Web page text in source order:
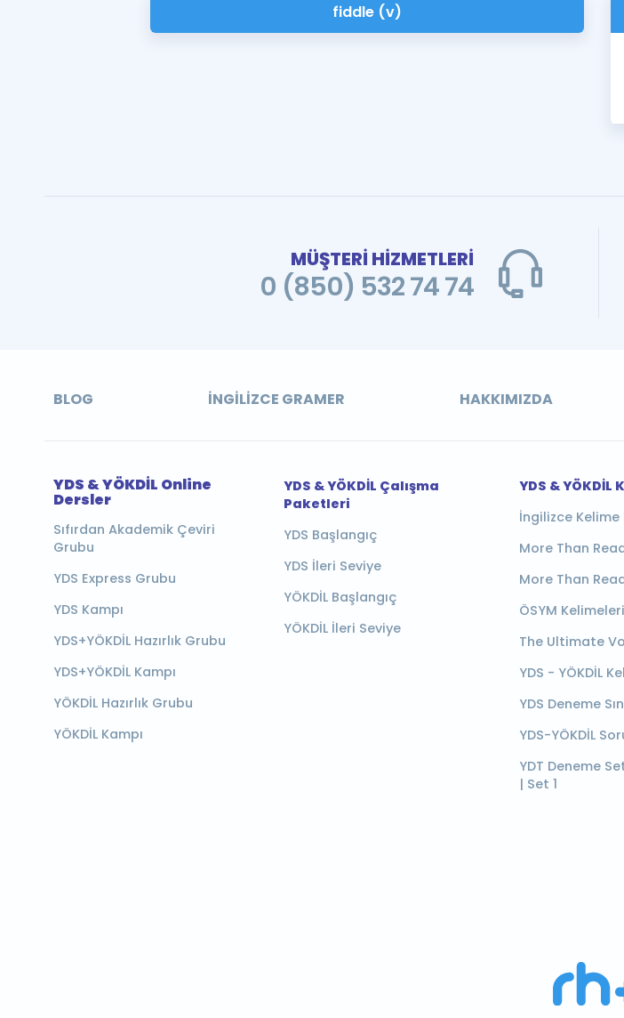
fiddle (v)
MÜŞTERİ HİZMETLERİ
0 (850) 532 74 74
BLOG İNGILIZCE GRAMER HAKKIMIZDA
YDS & YÖKDİL Online
Dersler
Sıfırdan Akademik Çeviri
Grubu
YDS Express Grubu
YDS Kampı
YDS+YÖKDİL Hazırlık Grubu
YDS+YÖKDİL Kampı
YÖKDİL Hazırlık Grubu
YÖKDİL Kampı
YDS & YÖKDİL Çalışma
Paketleri
YDS Başlangıç
YDS İleri Seviye
YÖKDİL Başlangıç
YÖKDİL İleri Seviye
YDS & YÖKDİL
İngilizce Kelime
More Than
More Than
ÖSYM Kelimeleri
The Ultimate
YDS - YÖKDİL
YDS Deneme
YDS-YÖKDİL
YDT Deneme
| Set 1